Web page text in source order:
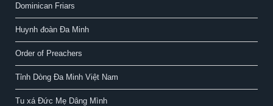
Dominican Friars
Huynh đoàn Đa Minh
Order of Preachers
Tỉnh Dòng Đa Minh Việt Nam
Tu xá Đức Mẹ Dâng Mình